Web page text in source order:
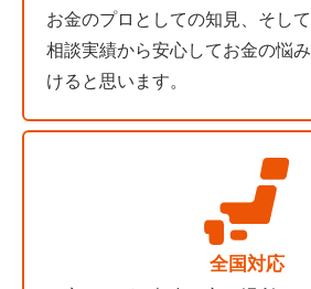
お金のプロとしての知見、そし
相談実績から安心してお金の悩
けると思います。
全国対応